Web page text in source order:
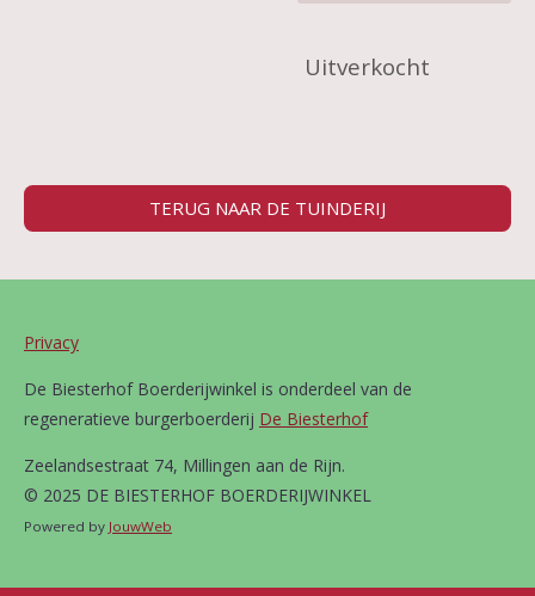
Uitverkocht
TERUG NAAR DE TUINDERIJ
Privacy
De Biesterhof Boerderijwinkel is onderdeel van de
regeneratieve burgerboerderij De Biesterhof
Zeelandsestraat 74, Millingen aan de Rijn.
© 2025 DE BIESTERHOF BOERDERIJWINKEL
Powered by JouwWeb